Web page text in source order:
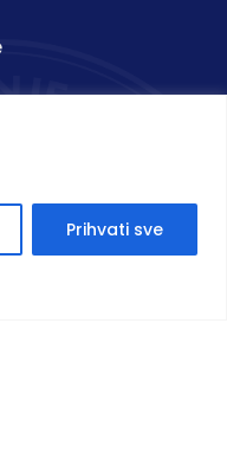
Prihvati sve
Neradna